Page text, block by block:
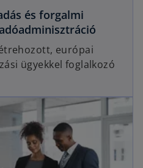
és forgalmi
európai
ügyekkel foglalkozó